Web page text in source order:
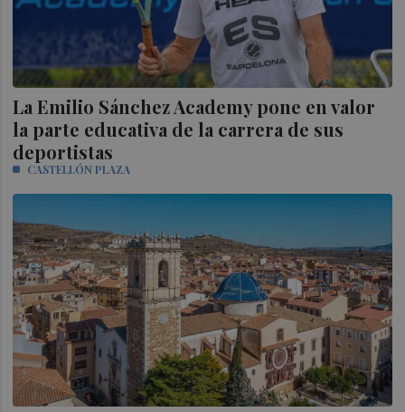
La Emilio Sánchez Academy pone en valor
la parte educativa de la carrera de sus
deportistas
CASTELLÓN PLAZA